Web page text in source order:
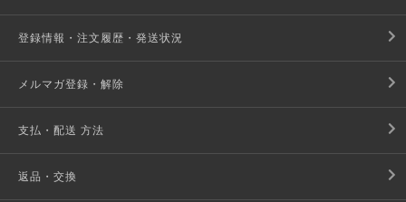
登録情報・注文履歴・発送状況
メルマガ登録・解除
支払・配送 方法
返品・交換